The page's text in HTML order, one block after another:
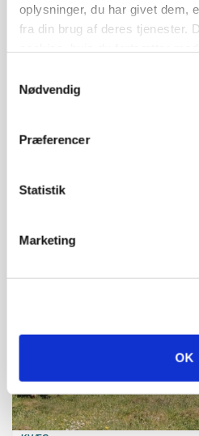
oplysninger, du har givet dem,
fra din brug af deres tjenester.
Nødvendig
Præferencer
Statistik
Marketing
OK
POLITIK
»Nu stopper I«:
protestgruppe vil
gødskningslov
Folketinget behandler ny